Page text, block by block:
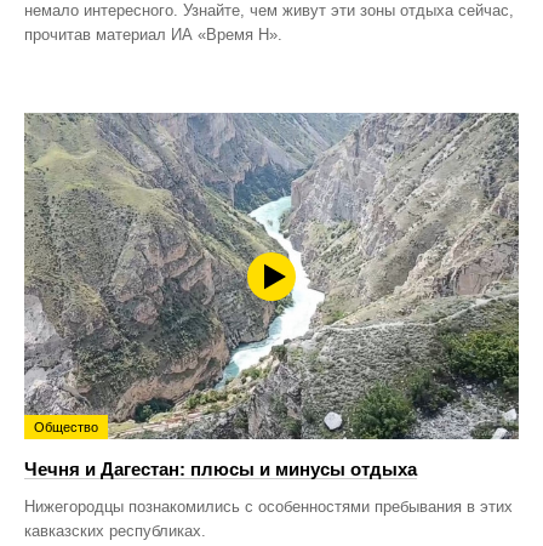
немало интересного. Узнайте, чем живут эти зоны отдыха сейчас,
прочитав материал ИА «Время Н».
Общество
Чечня и Дагестан: плюсы и минусы отдыха
Нижегородцы познакомились с особенностями пребывания в этих
кавказских республиках.